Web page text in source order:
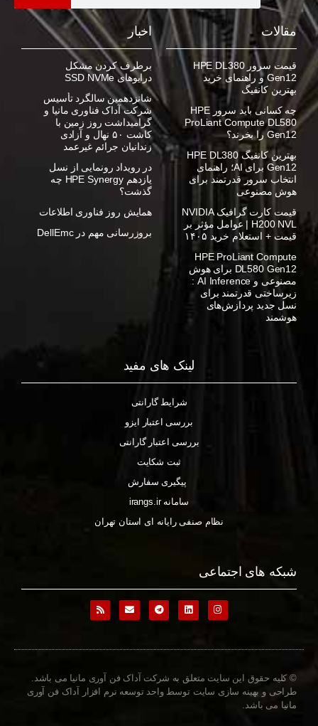
مقالات
قیمت سرور HPE DL380
Gen12 و راهنمای خرید
بهترین کانفیگ
چه کسانی باید سرور HPE
ProLiant Compute DL580
Gen12 را بخرند؟
بهترین کانفیگ HPE DL380
Gen12 برای AI؛ راهنمای
انتخاب سرور قدرتمند برای
هوش مصنوعی
قیمت کارت گرافیک NVIDIA
H200 NVL | عوامل مؤثر بر
قیمت + استعلام خرید ۱۴۰۵
HPE ProLiant Compute
DL580 Gen12 برای هوش
مصنوعی و AI Inference :
زیرساختی قدرتمند برای
نسل جدید پردازش‌های
هوشمند
اخبار
برطرف کردن مشکل
درایوهای SSD NVMe
شانزدهمین سالگرد تأسیس
شرکت آداک فناوری مانیا و
گرامیداشت روز زمین با
کاشت ۵۰ نهال و آزادی
زندانیان جرائم غیرعمد
در رویداد رونمایی از نسل
یازدهم HPE Synergy چه
گذشت؟
همایش روز فناوری اطلاعات
بروزرسانی مهم در DellEmc
لینک های مفید
شرایط گارانتی
بررسی اعتبار ایزو
بررسی اعتبار گارانتی
ثبت شکایت
پیگیری سفارش
سامانه irangs.ir
نظام صنفی رایانه ای استان تهران
شبکه های اجتماعی
© کلیه حقوق این سایت متعلق به شرکت آداک فن آوری مانیا می باشد.
طراحی و بهینه سازی سایت توسط واحد توسعه نرم افزار آداک فن آوری
مانیا می باشد.